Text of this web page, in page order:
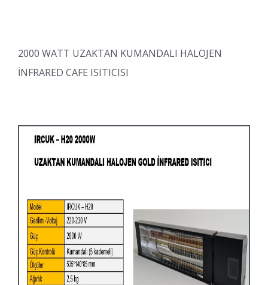
2000 WATT UZAKTAN KUMANDALI HALOJEN
İNFRARED CAFE ISITICISI